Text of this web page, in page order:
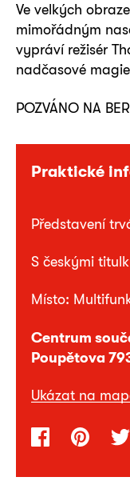
Praktické
Představení
S českými
Místo:
Centrum
Poupětova
Ukázat na
Ve velkých
mimořádným
vypráví režisér
nadčasové
POZVÁNO NA